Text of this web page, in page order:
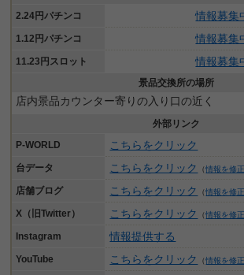
2.24円パチンコ
情報募集
1.12円パチンコ 情報募集
11.23円スロット 情報募集
景品交換所の場所
店内景品カウンター寄りの入り口の近く
外部リンク
P-WORLD
こちらをクリック
台データ こちらをクリック （情報を修
店舗ブログ こちらをクリック （情報を修
X（旧Twitter） こちらをクリック （情報を修
Instagram 情報提供する
YouTube こちらをクリック （情報を修